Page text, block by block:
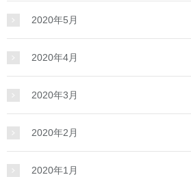
2020年5月
2020年4月
2020年3月
2020年2月
2020年1月